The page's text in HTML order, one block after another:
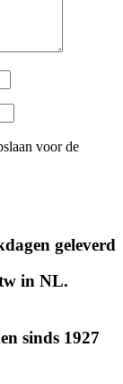
voor de
geleverd
in NL.
sinds 1927